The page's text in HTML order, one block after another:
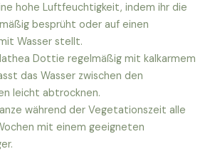
hohe Luftfeuchtigkeit, indem ihr die
besprüht oder auf einen
Wasser stellt.
Dottie regelmäßig mit kalkarmem
das Wasser zwischen den
leicht abtrocknen.
während der Vegetationszeit alle
mit einem geeigneten